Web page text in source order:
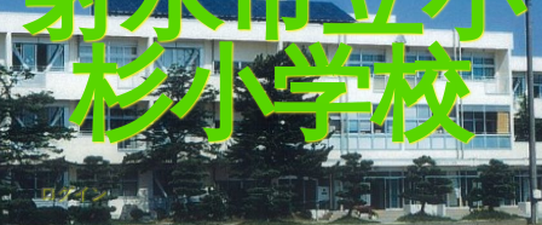
家庭学習支援サイトまとめ（5／21追加）
杉っ子８つの愛言葉
インターネット利用の約束/「おだいじね」ルール
学校いじめ防止基本方針
ン
ツ
へ
ス
キ
ッ
プ
杉小学校
ログイン